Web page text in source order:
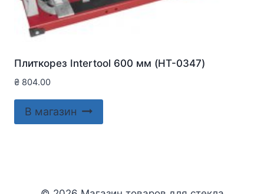
Плиткорез Intertool 600 мм (HT-0347)
₴ 804.00
В магазин